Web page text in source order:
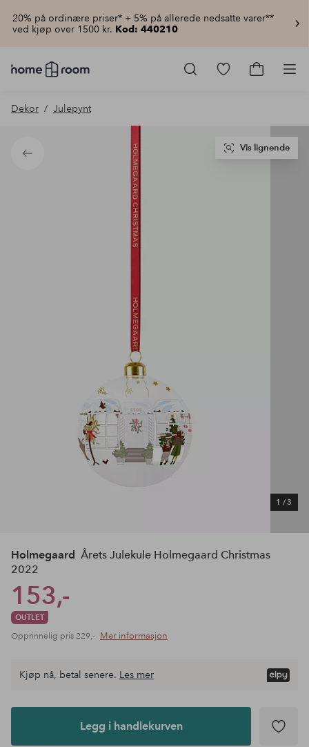
20% på ordinære priser* + 5% på allerede nedsatte varer**
ved kjøp over 1500 kr. Kod: 440210
Homeroom
–
hjemmet
pris
Gå
Gå
Dekor Julepynt
Tilbake
1 /3
Vis lignende
Holmegaard Årets Julekule Holmegaard Christmas
2022
153,-
OUTLET
Opprinnelig pris 229,- Mer informasjon
Legg i
Kjøp nå, betal senere. Les mer
Legg i handlekurven